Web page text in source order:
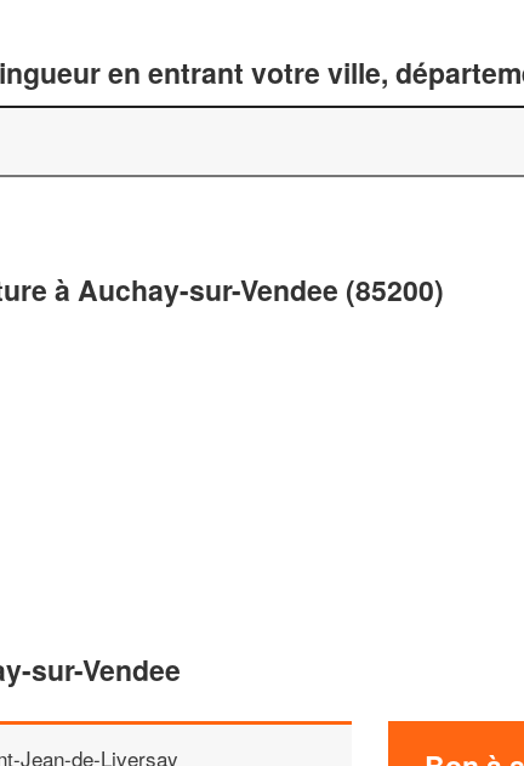
en entrant votre ville,
à Auchay-sur-Vendee (85200)
sur-Vendee
Jean-de-Liversay